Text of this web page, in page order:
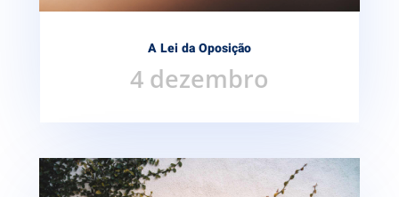
A Lei da Oposição
4 dezembro